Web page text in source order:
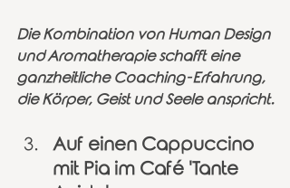
Die Kombination von Human Design
und Aromatherapie schafft eine
ganzheitliche Coaching-Erfahrung,
die Körper, Geist und Seele anspricht.
Auf einen Cappuccino
mit Pia im Café 'Tante